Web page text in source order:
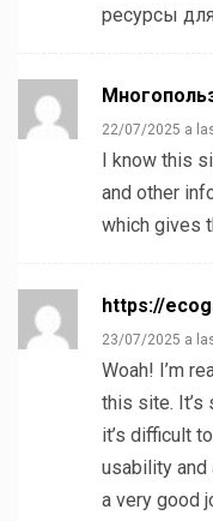
ресурсы
22/07/2025 a
I know this
and other
which gives
https://
23/07/2025 a
Woah! I’m
this site.
it’s difficult
usability and
a very good